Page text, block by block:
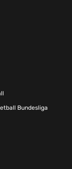
Bundesliga